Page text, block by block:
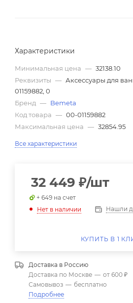
Характеристики
Минимальная цена — 32138.10
Реквизиты — Аксессуары для
01159882, 0
Бренд — Bemeta
Код товара — 00-01159882
Максимальная цена — 32854.95
Все характеристики
32 449 ₽/шт
+ 649 на счет
Нет в наличии
Нашли
КУПИТЬ В 1
Доставка в Россию
Доставка по Москве — от 600 ₽
Самовывоз — бесплатно
Подробнее